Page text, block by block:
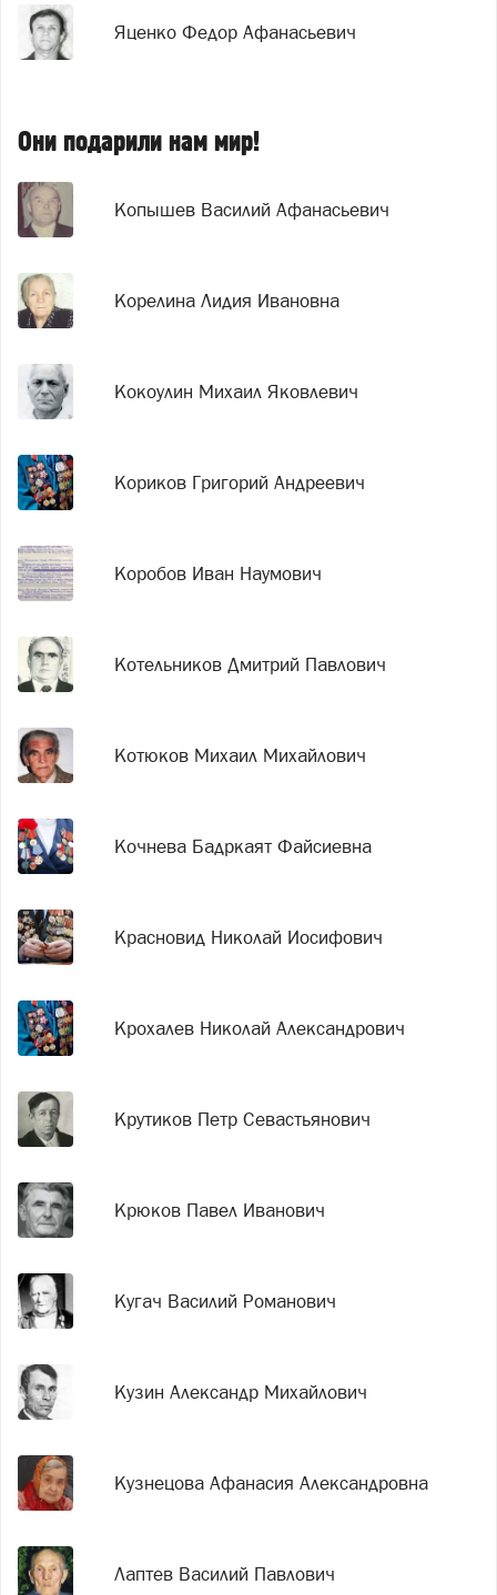
Яценко Федор Афанасьевич
Они подарили нам мир!
Копышев Василий Афанасьевич
Корелина Лидия Ивановна
Кокоулин Михаил Яковлевич
Кориков Григорий Андреевич
Коробов Иван Наумович
Котельников Дмитрий Павлович
Котюков Михаил Михайлович
Кочнева Бадркаят Файсиевна
Красновид Николай Иосифович
Крохалев Николай Александрович
Крутиков Петр Севастьянович
Крюков Павел Иванович
Кугач Василий Романович
Кузин Александр Михайлович
Кузнецова Афанасия Александровна
Лаптев Василий Павлович